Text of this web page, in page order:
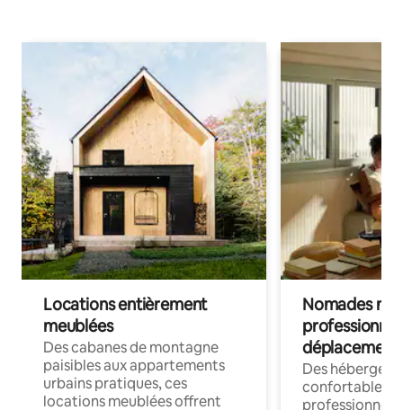
Locations entièrement
meublées
Des cabanes de montagne
paisibles aux appartements
urbains pratiques, ces
locations meublées offrent
Nomades
déplacement
Des
confortables
professionnels